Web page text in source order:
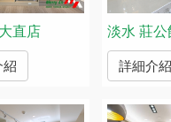
直店
紹
淡水 莊公
詳細介紹